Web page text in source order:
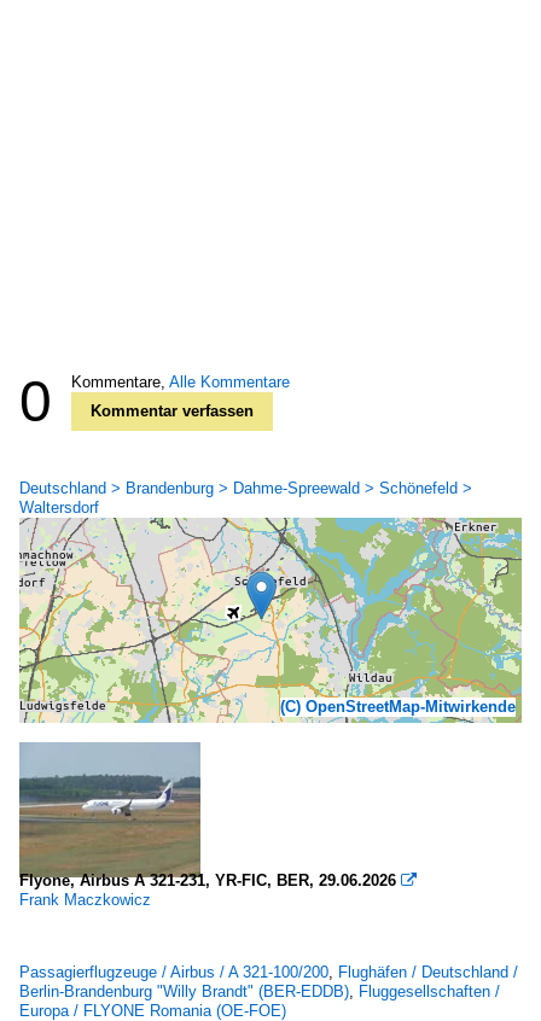
0 Kommentare, Alle Kommentare
Kommentar verfassen
Deutschland > Brandenburg > Dahme-Spreewald > Schönefeld >
Waltersdorf
(C) OpenStreetMap-Mitwirkende
Flyone, Airbus A 321-231, YR-FIC, BER, 29.06.2026 
Frank Maczkowicz
Passagierflugzeuge / Airbus / A 321-100/200, Flughäfen / Deutschland /
Berlin-Brandenburg "Willy Brandt" (BER-EDDB), Fluggesellschaften /
Europa / FLYONE Romania (OE-FOE)